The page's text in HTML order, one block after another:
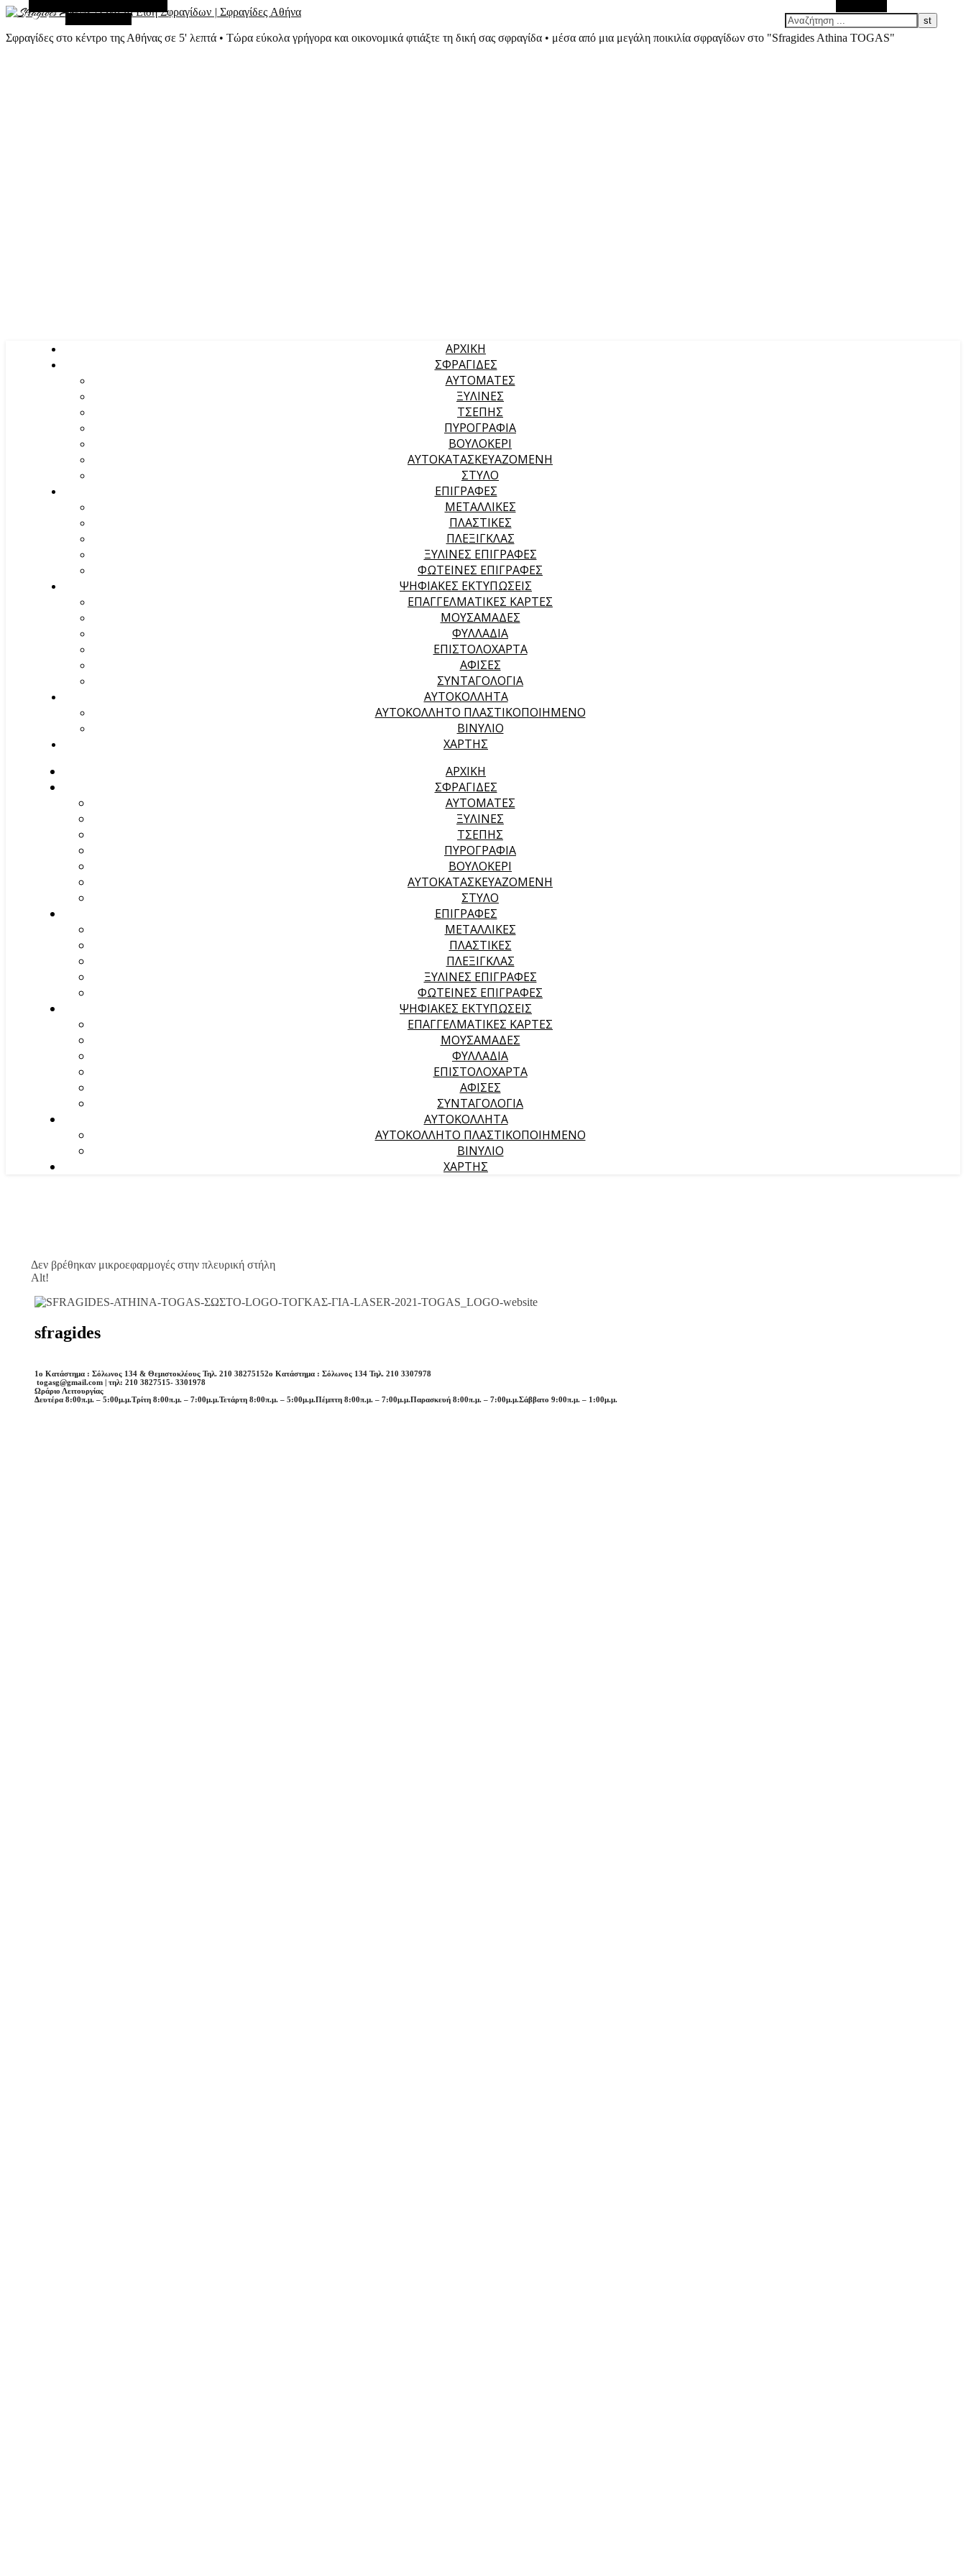
Σφραγίδες στο κέντρο της Αθήνας σε 5' λεπτά • Τώρα εύκολα γρήγορα και οικονομικά φτιάξτε τη δική σας σφραγίδα • μέσα από μια μεγάλη ποικιλία σφραγίδων στο "Sfragides Athina TOGAS"
Τυχαίο Άρθρο
ΑΡΧΙΚΉ
ΣΦΡΑΓΙΔΕΣ
ΑΥΤΟΜΑΤΕΣ
ΞΥΛΙΝΕΣ
ΤΣΕΠΗΣ
ΠΥΡΟΓΡΑΦΙΑ
ΒΟΥΛΟΚΕΡΙ
ΑΥΤΟΚΑΤΑΣΚΕΥΑΖΟΜΕΝΗ
ΣΤΥΛΟ
ΕΠΙΓΡΑΦΕΣ
ΜΕΤΑΛΛΙΚΕΣ
ΠΛΑΣΤΙΚΕΣ
ΠΛΕΞΙΓΚΛΑΣ
ΞΥΛΙΝΕΣ ΕΠΙΓΡΑΦΕΣ
ΦΩΤΕΙΝΕΣ ΕΠΙΓΡΑΦΕΣ
ΨΗΦΙΑΚΕΣ ΕΚΤΥΠΩΣΕΙΣ
ΕΠΑΓΓΕΛΜΑΤΙΚΕΣ ΚΑΡΤΕΣ
ΜΟΥΣΑΜΑΔΕΣ
ΦΥΛΛΑΔΙΑ
ΕΠΙΣΤΟΛΟΧΑΡΤΑ
ΑΦΙΣΕΣ
ΣΥΝΤΑΓΟΛΟΓΙΑ
ΑΥΤΟΚΟΛΛΗΤΑ
ΑΥΤΟΚΟΛΛΗΤΟ ΠΛΑΣΤΙΚΟΠΟΙΗΜΕΝΟ
ΒΙΝΥΛΙΟ
ΧΑΡΤΗΣ
ΑΡΧΙΚΉ
ΣΦΡΑΓΙΔΕΣ
ΑΥΤΟΜΑΤΕΣ
ΞΥΛΙΝΕΣ
ΤΣΕΠΗΣ
ΠΥΡΟΓΡΑΦΙΑ
ΒΟΥΛΟΚΕΡΙ
ΑΥΤΟΚΑΤΑΣΚΕΥΑΖΟΜΕΝΗ
ΣΤΥΛΟ
ΕΠΙΓΡΑΦΕΣ
ΜΕΤΑΛΛΙΚΕΣ
ΠΛΑΣΤΙΚΕΣ
ΠΛΕΞΙΓΚΛΑΣ
ΞΥΛΙΝΕΣ ΕΠΙΓΡΑΦΕΣ
ΦΩΤΕΙΝΕΣ ΕΠΙΓΡΑΦΕΣ
ΨΗΦΙΑΚΕΣ ΕΚΤΥΠΩΣΕΙΣ
ΕΠΑΓΓΕΛΜΑΤΙΚΕΣ ΚΑΡΤΕΣ
ΜΟΥΣΑΜΑΔΕΣ
ΦΥΛΛΑΔΙΑ
ΕΠΙΣΤΟΛΟΧΑΡΤΑ
ΑΦΙΣΕΣ
ΣΥΝΤΑΓΟΛΟΓΙΑ
ΑΥΤΟΚΟΛΛΗΤΑ
ΑΥΤΟΚΟΛΛΗΤΟ ΠΛΑΣΤΙΚΟΠΟΙΗΜΕΝΟ
ΒΙΝΥΛΙΟ
ΧΑΡΤΗΣ
Δεν βρέθηκαν μικροεφαρμογές στην πλευρική στήλη
Alt!
sfragides
1o Κατάστημα : Σόλωνος 134 & Θεμιστοκλέους Τηλ. 210 38275152o Κατάστημα : Σόλωνος 134 Τηλ. 210 3307978
togasg@gmail.com | τηλ: 210 3827515- 3301978
Ωράριο Λειτουργίας
Δευτέρα 8:00π.μ. – 5:00μ.μ.Τρίτη 8:00π.μ. – 7:00μ.μ.Τετάρτη 8:00π.μ. – 5:00μ.μ.Πέμπτη 8:00π.μ. – 7:00μ.μ.Παρασκευή 8:00π.μ. – 7:00μ.μ.Σάββατο 9:00π.μ. – 1:00μ.μ.